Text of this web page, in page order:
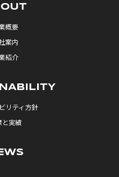
概要
案内
紹介
リティ方針
と実績